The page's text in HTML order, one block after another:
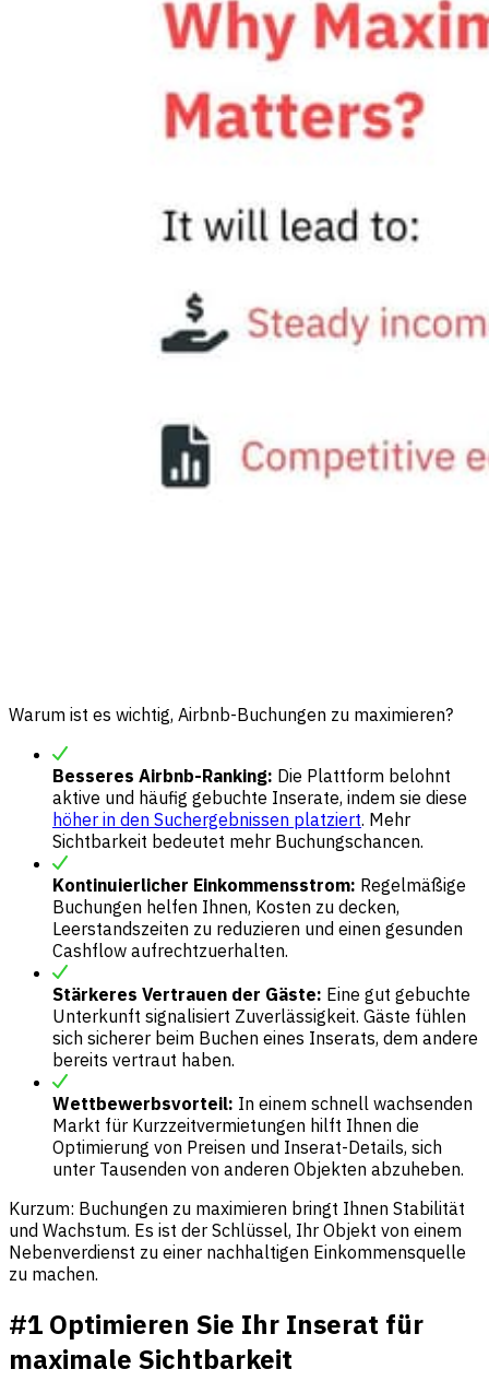
Warum ist es wichtig, Airbnb-Buchungen zu maximieren?
Besseres Airbnb-Ranking: Die Plattform belohnt
aktive und häufig gebuchte Inserate, indem sie diese
höher in den Suchergebnissen platziert. Mehr
Sichtbarkeit bedeutet mehr Buchungschancen.
Kontinuierlicher Einkommensstrom: Regelmäßige
Buchungen helfen Ihnen, Kosten zu decken,
Leerstandszeiten zu reduzieren und einen gesunden
Cashflow aufrechtzuerhalten.
Stärkeres Vertrauen der Gäste: Eine gut gebuchte
Unterkunft signalisiert Zuverlässigkeit. Gäste fühlen
sich sicherer beim Buchen eines Inserats, dem andere
bereits vertraut haben.
Wettbewerbsvorteil: In einem schnell wachsenden
Markt für Kurzzeitvermietungen hilft Ihnen die
Optimierung von Preisen und Inserat-Details, sich
unter Tausenden von anderen Objekten abzuheben.
Kurzum: Buchungen zu maximieren bringt Ihnen Stabilität
und Wachstum. Es ist der Schlüssel, Ihr Objekt von einem
Nebenverdienst zu einer nachhaltigen Einkommensquelle
zu machen.
#1 Optimieren Sie Ihr Inserat für
maximale Sichtbarkeit